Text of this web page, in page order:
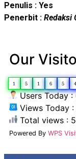
Penulis : Yes
Penerbit : Redaksi
Our
1 5 1 6 5 4
Users Today :
Views Today
Total views :
Powered By WPS